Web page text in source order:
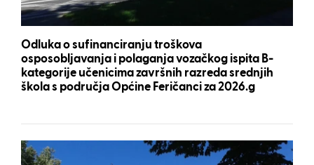
Odluka o sufinanciranju troškova
osposobljavanja i polaganja vozačkog ispita B-
kategorije učenicima završnih razreda srednjih
škola s područja Općine Feričanci za 2026.g